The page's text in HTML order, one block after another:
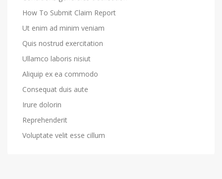
How To Submit Claim Report
Ut enim ad minim veniam
Quis nostrud exercitation
Ullamco laboris nisiut
Aliquip ex ea commodo
Consequat duis aute
Irure dolorin
Reprehenderit
Voluptate velit esse cillum